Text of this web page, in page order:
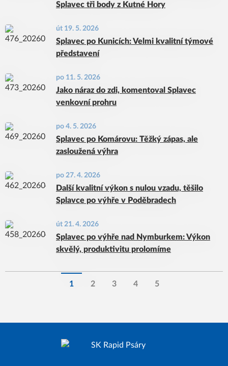
Splavec tři body z Kutné Hory
út 19. 5. 2026
Splavec po Kunicích: Velmi kvalitní týmové
představení
po 11. 5. 2026
Jako náraz do zdi, komentoval Splavec
venkovní prohru
po 4. 5. 2026
Splavec po Komárovu: Těžký zápas, ale
zasloužená výhra
po 27. 4. 2026
Další kvalitní výkon s nulou vzadu, těšilo
Splavce po výhře v Poděbradech
út 21. 4. 2026
Splavec po výhře nad Nymburkem: Výkon
skvělý, produktivitu prolomíme
1 2 3 4 5